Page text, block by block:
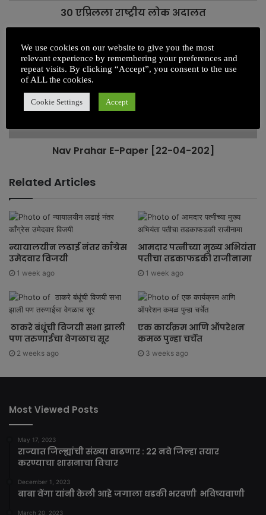
30 एप्रिलला राष्ट्रीय लोक अदालत
Nav Prahar E-Paper [22-04-202]
Related Articles
न्यायालयीन लढाई नंतर काँग्रेस
उमेदवार विजयी
1 week ago
आमदार पत्नीच्या मुख्य अभियंता
पतीचा तडकाफडकी राजीनामा
1 week ago
ठाकरे बंधूंची विजयी सभा झाली
पण तरुणाईचा वेगळाच सूर
2 weeks ago
एक कार्यक्रम आणि ऑपरेशन
कमळ पुन्हा चर्चेत
3 weeks ago
Most Viewed Posts
May 17, 2023
राज्यात जिल्ह्यांची संख्या वाढणार : 22 नवे जिल्हा तयार
करण्याचा शासनाचा विचार
December 1, 2023
बाबा वेंगा यांनी केली आहे जगाला धडकी भरवणी भविष्यवाणी
March 20, 2023
We use cookies on our website to give you the most
relevant experience by remembering your preferences and
repeat visits. By clicking “Accept”, you consent to the use
of ALL the cookies.
Cookie Settings Accept